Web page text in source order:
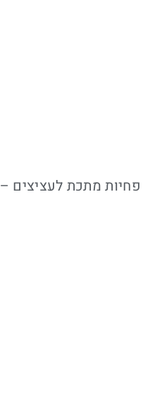
פחיות מתכת לעציצים –